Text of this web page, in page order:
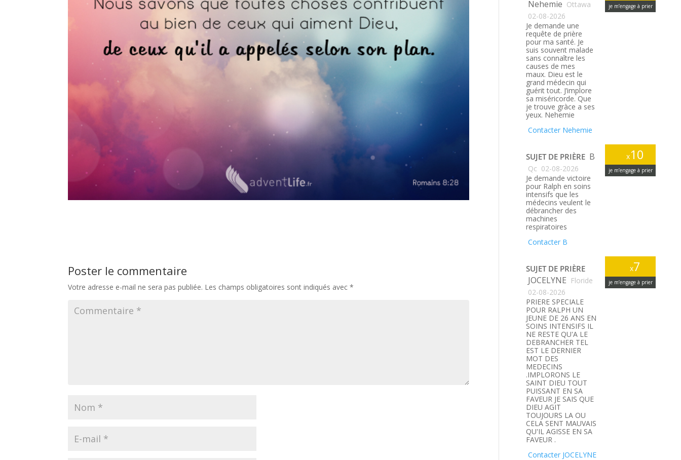
Poster le commentaire
Votre adresse e-mail ne sera pas publiée. Les champs obligatoires sont indiqués avec*
je m’engage à prier
Nehemie Ottawa
02-08-2026
Je demande une
requête de prière
pour ma santé. Je
suis souvent malade
sans connaître les
causes de mes
maux. Dieu est le
grand médecin qui
guérit tout. J’implore
sa miséricorde. Que
je trouve gràce a ses
yeux. Nehemie
Contacter Nehemie
x10
je m’engage à prier
SUJET DE PRIÈRE B
Qc 02-08-2026
Je demande victoire
pour Ralph en soins
intensifs que les
médecins veulent le
débrancher des
machines
respiratoires
Contacter B
x7
je m’engage à prier
SUJET DE PRIÈRE
JOCELYNE Floride
02-08-2026
PRIERE SPECIALE
POUR RALPH UN
JEUNE DE 26 ANS EN
SOINS INTENSIFS IL
NE RESTE QU'A LE
DEBRANCHER TEL
EST LE DERNIER
MOT DES
MEDECINS
.IMPLORONS LE
SAINT DIEU TOUT
PUISSANT EN SA
FAVEUR JE SAIS QUE
DIEU AGIT
TOUJOURS LA OU
CELA SENT MAUVAIS
QU'IL AGISSE EN SA
FAVEUR .
Contacter JOCELYNE